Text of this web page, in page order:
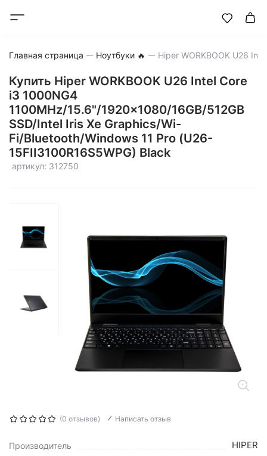
Главная страница Ноутбуки 🔥
Купить Hiper WORKBOOK U26 Intel Core
i3 1000NG4
1100MHz/15.6"/1920x1080/16GB/512GB
SSD/Intel Iris Xe Graphics/Wi-
Fi/Bluetooth/Windows 11 Pro (U26-
15FII3100R16S5WPG) Black
артикул: 312750
(0 отзывов) Написать отзыв
Производитель HIPER